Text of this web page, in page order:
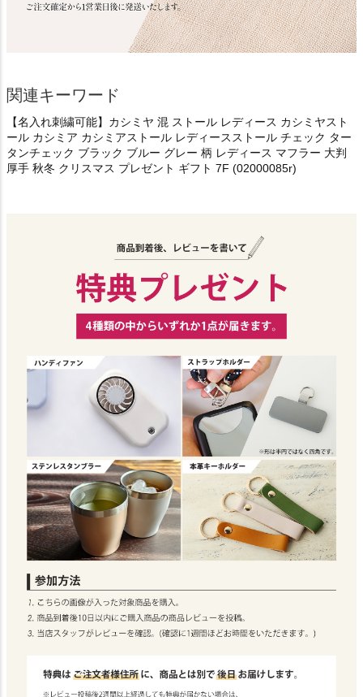
関連キーワード
【名入れ刺繍可能】カシミヤ 混 ストール レディース カシミヤスト
ール カシミア カシミアストール レディースストール チェック ター
タンチェック ブラック ブルー グレー 柄 レディース マフラー 大判
厚手 秋冬 クリスマス プレゼント ギフト 7F (02000085r)